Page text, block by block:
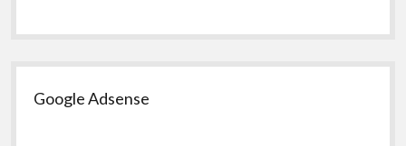
Google Adsense